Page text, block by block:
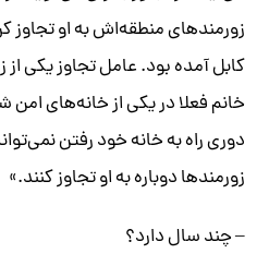
زورمندهای منطقه‌اش به او تجاوز
کابل آمده بود. عامل تجاوز یکی
خانم فعلا در یکی از خانه‌های
دوری راه به خانه خود رفتن
زورمندها دوباره به او تجاوز کنند.»
– چند ‌سال دارد؟